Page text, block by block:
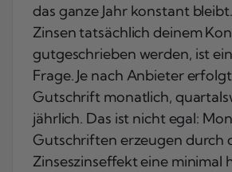
das ganze Jahr konstant
Zinsen tatsächlich deinem
gutgeschrieben werden, ist
Frage. Je nach Anbieter
Gutschrift monatlich,
jährlich. Das ist nicht egal:
Gutschriften erzeugen durch
Zinseszinseffekt eine minimal